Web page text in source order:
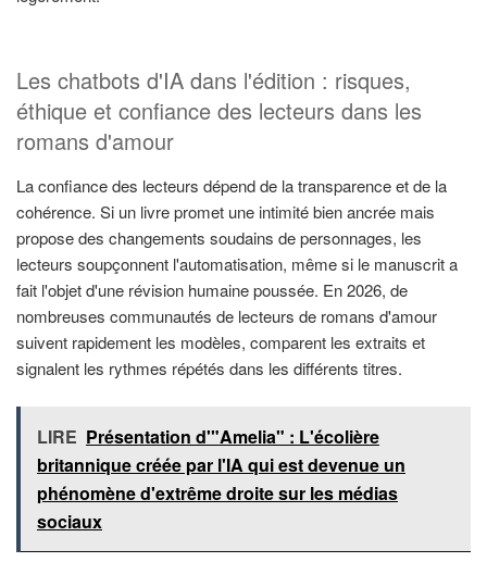
Les chatbots d'IA dans l'édition : risques,
éthique et confiance des lecteurs dans les
romans d'amour
La confiance des lecteurs dépend de la transparence et de la
cohérence. Si un livre promet une intimité bien ancrée mais
propose des changements soudains de personnages, les
lecteurs soupçonnent l'automatisation, même si le manuscrit a
fait l'objet d'une révision humaine poussée. En 2026, de
nombreuses communautés de lecteurs de romans d'amour
suivent rapidement les modèles, comparent les extraits et
signalent les rythmes répétés dans les différents titres.
LIRE Présentation d'"Amelia" : L'écolière
britannique créée par l'IA qui est devenue un
phénomène d'extrême droite sur les médias
sociaux